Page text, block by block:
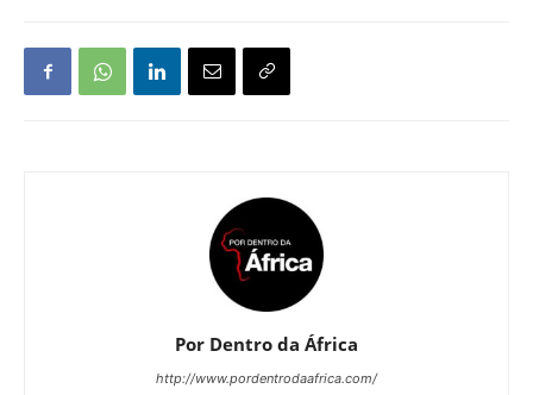
Por Dentro da África
http://www.pordentrodaafrica.com/